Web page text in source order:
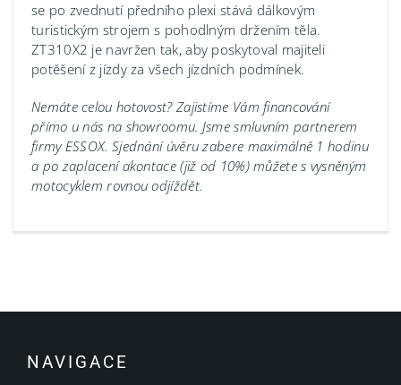
se po zvednutí předního plexi stává dálkovým
turistickým strojem s pohodlným držením těla.
ZT310X2 je navržen tak, aby poskytoval majiteli
potěšení z jízdy za všech jízdních podmínek.
Nemáte celou hotovost? Zajistíme Vám financování
přímo u nás na showroomu. Jsme smluvním partnerem
firmy ESSOX. Sjednání úvěru zabere maximálně 1 hodinu
a po zaplacení akontace (již od 10%) můžete s vysněným
motocyklem rovnou odjíždět.
NAVIGACE